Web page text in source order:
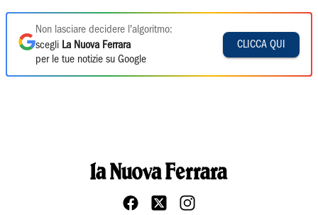
Non lasciare decidere l'algoritmo:
scegli La Nuova Ferrara
per le tue notizie su Google
CLICCA QUI